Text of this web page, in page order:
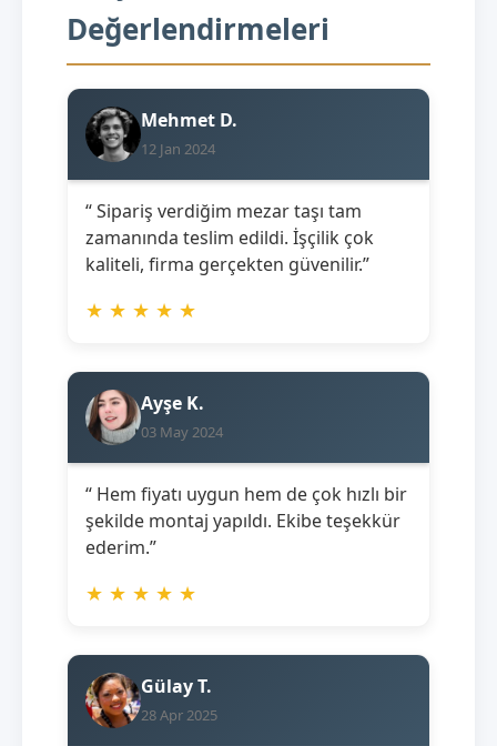
Değerlendirmeleri
Mehmet D.
12 Jan 2024
“ Sipariş verdiğim mezar taşı tam
zamanında teslim edildi. İşçilik çok
kaliteli, firma gerçekten güvenilir.”
★ ★ ★ ★ ★
Ayşe K.
03 May 2024
“ Hem fiyatı uygun hem de çok hızlı bir
şekilde montaj yapıldı. Ekibe teşekkür
ederim.”
★ ★ ★ ★ ★
Gülay T.
28 Apr 2025